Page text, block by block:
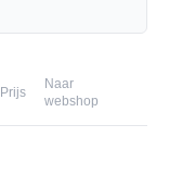
Prijs
Naar
webshop